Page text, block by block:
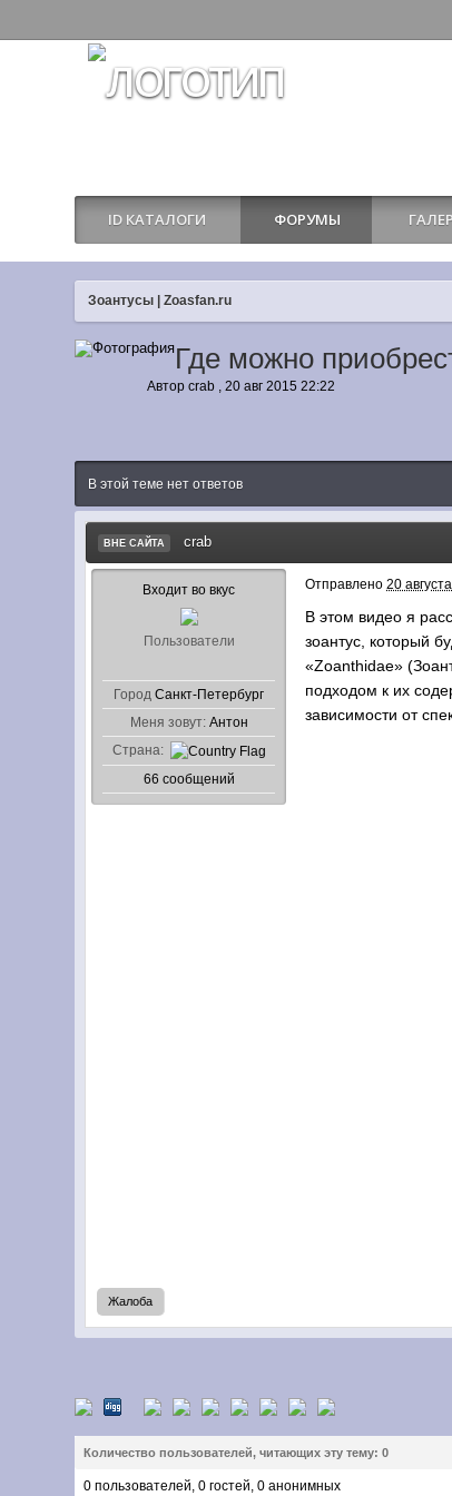
ID КАТАЛОГИ ФОРУМЫ
Зоантусы | Zoasfan.ru
Где можно
Авторcrab ,20 авг 2015 22:22
В этой теме нет ответов
ВНЕ САЙТА crab
Входит во вкус
Пользователи
Город Санкт-Петербург
Меня зовут: Антон
Страна:
66 сообщений
Отправлено20
В этом видео я
зоантус, который
«Zoanthidae»
подходом к их
зависимости от
Жалоба
Количество пользователей, читающих эту тему: 0
0 пользователей, 0 гостей, 0 анонимных